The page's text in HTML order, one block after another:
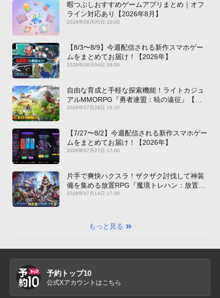
暇つぶしおすすめゲームアプリまとめ｜オフ
ライン対応あり【2026年8月】
2026年08月05日 10:00
【8/3〜8/9】今週配信される新作スマホゲー
ムをまとめてお届け！【2026年】
2026年08月04日 16:00
自由な育成と手軽な探索機能！ライトカジュ
アルMMORPG『勇者連盟：暁の遠征』【最
新作PICKUP】
2026年07月28日 18:20
【7/27〜8/2】今週配信される新作スマホゲー
ムをまとめてお届け！【2026年】
2026年07月27日 17:00
片手で爽快ハクスラ！ザクザク討伐して神装
備を集める放置RPG『魔境トレハン：放置で
神装備』【最新作PICKUP】
2026年07月14日 17:00
もっと見る
予約トップ10
公式Xアカウントはこちら